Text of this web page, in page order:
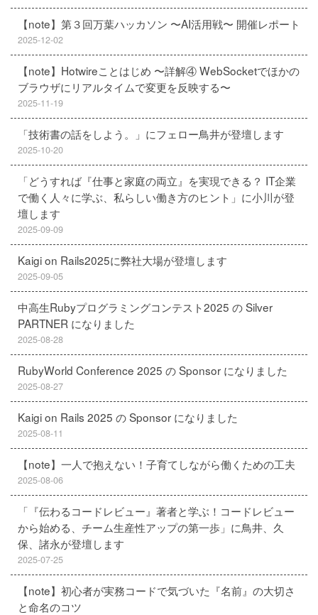
【note】第３回万葉ハッカソン 〜AI活用戦〜 開催レポート
2025-12-02
【note】Hotwireことはじめ 〜詳解④ WebSocketでほかの
ブラウザにリアルタイムで変更を反映する〜
2025-11-19
「技術書の話をしよう。」にフェロー鳥井が登壇します
2025-10-20
「どうすれば『仕事と家庭の両立』を実現できる？ IT企業
で働く人々に学ぶ、私らしい働き方のヒント」に小川が登
壇します
2025-09-09
Kaigi on Rails2025に弊社大場が登壇します
2025-09-05
中高生Rubyプログラミングコンテスト2025 の Silver
PARTNER になりました
2025-08-28
RubyWorld Conference 2025 の Sponsor になりました
2025-08-27
Kaigi on Rails 2025 の Sponsor になりました
2025-08-11
【note】一人で抱えない！子育てしながら働くための工夫
2025-08-06
「『伝わるコードレビュー』著者と学ぶ！コードレビュー
から始める、チーム生産性アップの第一歩」に鳥井、久
保、諸永が登壇します
2025-07-25
【note】初心者が実務コードで気づいた『名前』の大切さ
と命名のコツ